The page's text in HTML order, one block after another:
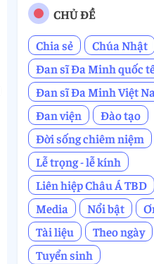
CHỦ ĐỀ
Chia sẻ
Chúa Nhật
Đan sĩ Đa Minh quốc
Đan sĩ Đa Minh Việt
Đan viện
Đào tạo
Đời sống chiêm niệm
Lễ trọng - lễ kính
Liên hiệp Châu Á TBD
Media
Nổi bật
Tài liệu
Theo ngày
Tuyển sinh